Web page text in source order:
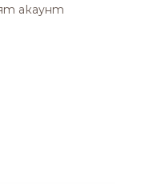
акаунт